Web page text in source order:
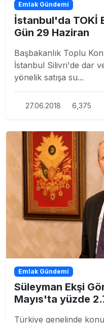
Emlak Gündemi
İstanbul'da TOKİ
Gün 29 Haziran
Başbakanlık Toplu
İstanbul Silivri'de dar
yönelik satışa su...
27.06.2018 6,375
Emlak Gündemi
Süleyman Ekşi
Mayıs'ta yüzde
Türkiye genelinde